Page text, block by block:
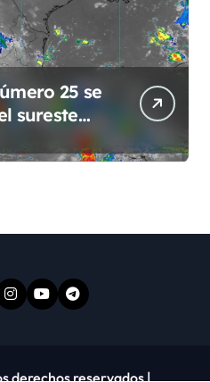
25 se
sureste
derechos reservados|